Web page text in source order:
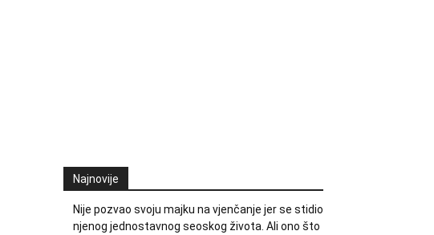
Najnovije
Nije pozvao svoju majku na vjenčanje jer se stidio
njenog jednostavnog seoskog života. Ali ono što